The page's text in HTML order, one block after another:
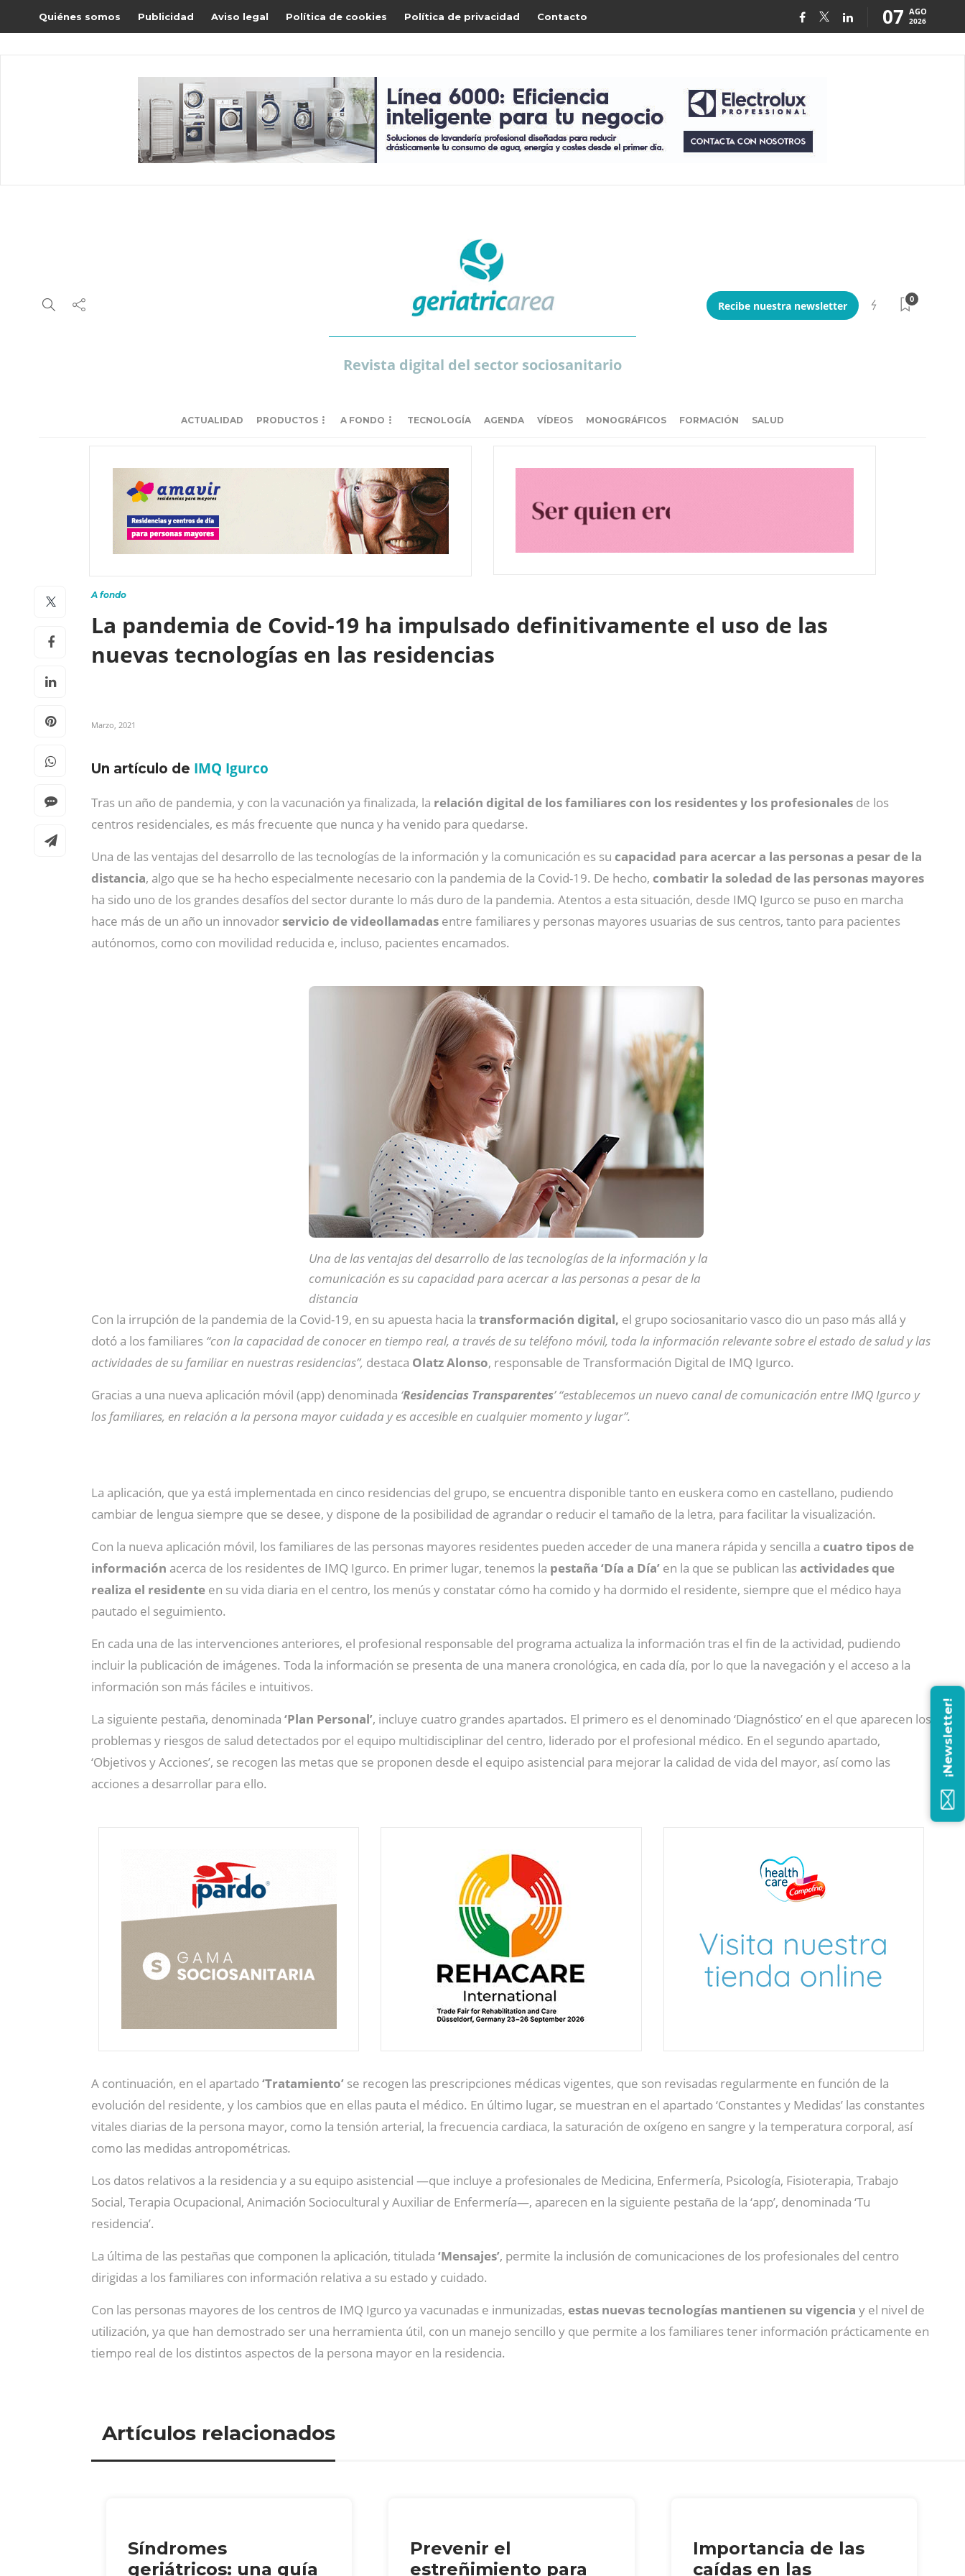
Quiénes somos Publicidad Aviso legal Política de cookies Política de privacidad Contacto 07 AGO
2026
Revista digital del sector sociosanitario
Recibe nuestra newsletter
0
ACTUALIDAD PRODUCTOS A FONDO TECNOLOGÍA AGENDA VÍDEOS MONOGRÁFICOS FORMACIÓN SALUD
A fondo
La pandemia de Covid-19 ha impulsado definitivamente el uso de las
nuevas tecnologías en las residencias
Marzo, 2021
Un artículo de IMQ Igurco
Tras un año de pandemia, y con la vacunación ya finalizada, la relación digital de los familiares con los residentes y los profesionales de los
centros residenciales, es más frecuente que nunca y ha venido para quedarse.
Una de las ventajas del desarrollo de las tecnologías de la información y la comunicación es su capacidad para acercar a las personas a pesar de la
distancia, algo que se ha hecho especialmente necesario con la pandemia de la Covid-19. De hecho, combatir la soledad de las personas mayores
ha sido uno de los grandes desafíos del sector durante lo más duro de la pandemia. Atentos a esta situación, desde IMQ Igurco se puso en marcha
hace más de un año un innovadorservicio de videollamadas entre familiares y personas mayores usuarias de sus centros, tanto para pacientes
autónomos, como con movilidad reducida e, incluso, pacientes encamados.
Una de las ventajas del desarrollo de las tecnologías de la información y la
comunicación es su capacidad para acercar a las personas a pesar de la
distancia
Con la irrupción de la pandemia de la Covid-19, en su apuesta hacia la transformación digital, el grupo sociosanitario vasco dio un paso más allá y
dotó a los familiares “con la capacidad de conocer en tiempo real, a través de su teléfono móvil, toda la información relevante sobre el estado de salud y las
actividades de su familiar en nuestras residencias”, destaca Olatz Alonso, responsable de Transformación Digital de IMQ Igurco.
Gracias a una nueva aplicación móvil (app) denominada ‘Residencias Transparentes’ “establecemos un nuevo canal de comunicación entre IMQ Igurco y
los familiares, en relación a la persona mayor cuidada y es accesible en cualquier momento y lugar”.
La aplicación, que ya está implementada en cinco residencias del grupo, se encuentra disponible tanto en euskera como en castellano, pudiendo
cambiar de lengua siempre que se desee, y dispone de la posibilidad de agrandar o reducir el tamaño de la letra, para facilitar la visualización.
Con la nueva aplicación móvil, los familiares de las personas mayores residentes pueden acceder de una manera rápida y sencilla a cuatro tipos de
información acerca de los residentes de IMQ Igurco. En primer lugar, tenemos la pestaña ‘Día a Día’ en la que se publican lasactividades que
realiza el residente en su vida diaria en el centro, los menús y constatar cómo ha comido y ha dormido el residente, siempre que el médico haya
pautado el seguimiento.
En cada una de las intervenciones anteriores, el profesional responsable del programa actualiza la información tras el fin de la actividad, pudiendo
incluir la publicación de imágenes. Toda la información se presenta de una manera cronológica, en cada día, por lo que la navegación y el acceso a la
información son más fáciles e intuitivos.
La siguiente pestaña, denominada ‘Plan Personal’, incluye cuatro grandes apartados. El primero es el denominado ‘Diagnóstico’ en el que aparecen los
problemas y riesgos de salud detectados por el equipo multidisciplinar del centro, liderado por el profesional médico. En el segundo apartado,
‘Objetivos y Acciones’, se recogen las metas que se proponen desde el equipo asistencial para mejorar la calidad de vida del mayor, así como las
acciones a desarrollar para ello.
A continuación, en el apartado‘Tratamiento’ se recogen las prescripciones médicas vigentes, que son revisadas regularmente en función de la
evolución del residente, y los cambios que en ellas pauta el médico. En último lugar, se muestran en el apartado ‘Constantes y Medidas’ las constantes
vitales diarias de la persona mayor, como la tensión arterial, la frecuencia cardiaca, la saturación de oxígeno en sangre y la temperatura corporal, así
como las medidas antropométricas.
Los datos relativos a la residencia y a su equipo asistencial —que incluye a profesionales de Medicina, Enfermería, Psicología, Fisioterapia, Trabajo
Social, Terapia Ocupacional, Animación Sociocultural y Auxiliar de Enfermería—, aparecen en la siguiente pestaña de la ‘app’, denominada ‘Tu
residencia’.
La última de las pestañas que componen la aplicación, titulada ‘Mensajes’, permite la inclusión de comunicaciones de los profesionales del centro
dirigidas a los familiares con información relativa a su estado y cuidado.
Con las personas mayores de los centros de IMQ Igurco ya vacunadas e inmunizadas, estas nuevas tecnologías mantienen su vigencia y el nivel de
utilización, ya que han demostrado ser una herramienta útil, con un manejo sencillo y que permite a los familiares tener información prácticamente en
tiempo real de los distintos aspectos de la persona mayor en la residencia.
Artículos relacionados
Síndromes
geriátricos: una guía
Prevenir el
estreñimiento para
Importancia de las
caídas en las
¡Newsletter!